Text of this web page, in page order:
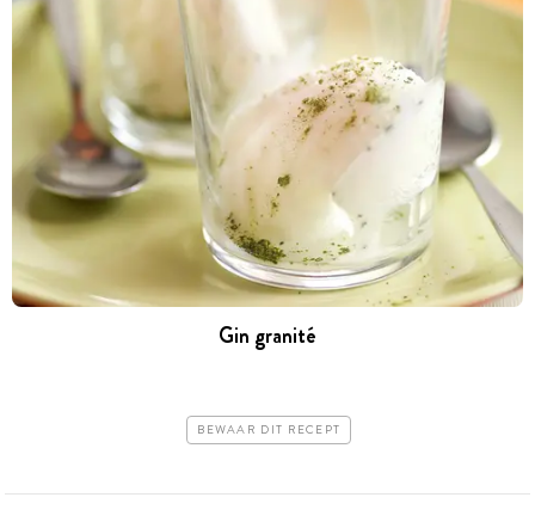
Gin granité
BEWAAR DIT RECEPT